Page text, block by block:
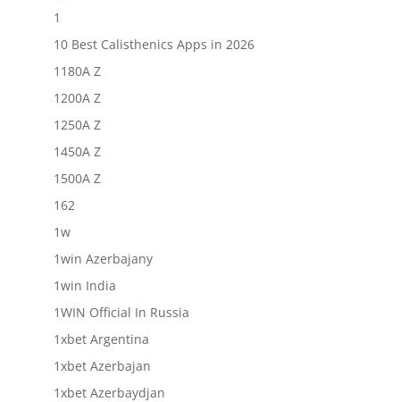
1
10 Best Calisthenics Apps in 2026
1180A Z
1200A Z
1250A Z
1450A Z
1500A Z
162
1w
1win Azerbajany
1win India
1WIN Official In Russia
1xbet Argentina
1xbet Azerbajan
1xbet Azerbaydjan